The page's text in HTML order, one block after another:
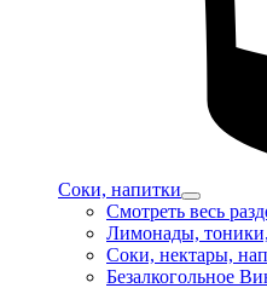
Соки, напитки
Смотреть весь
Лимонады,
Соки, нектары,
Безалкогольное